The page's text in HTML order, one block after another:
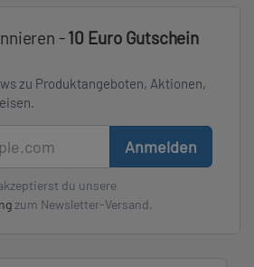
-10 Euro Gutschein
zu Produktangeboten, Aktionen,
Anmelden
du unsere
zum Newsletter-Versand.